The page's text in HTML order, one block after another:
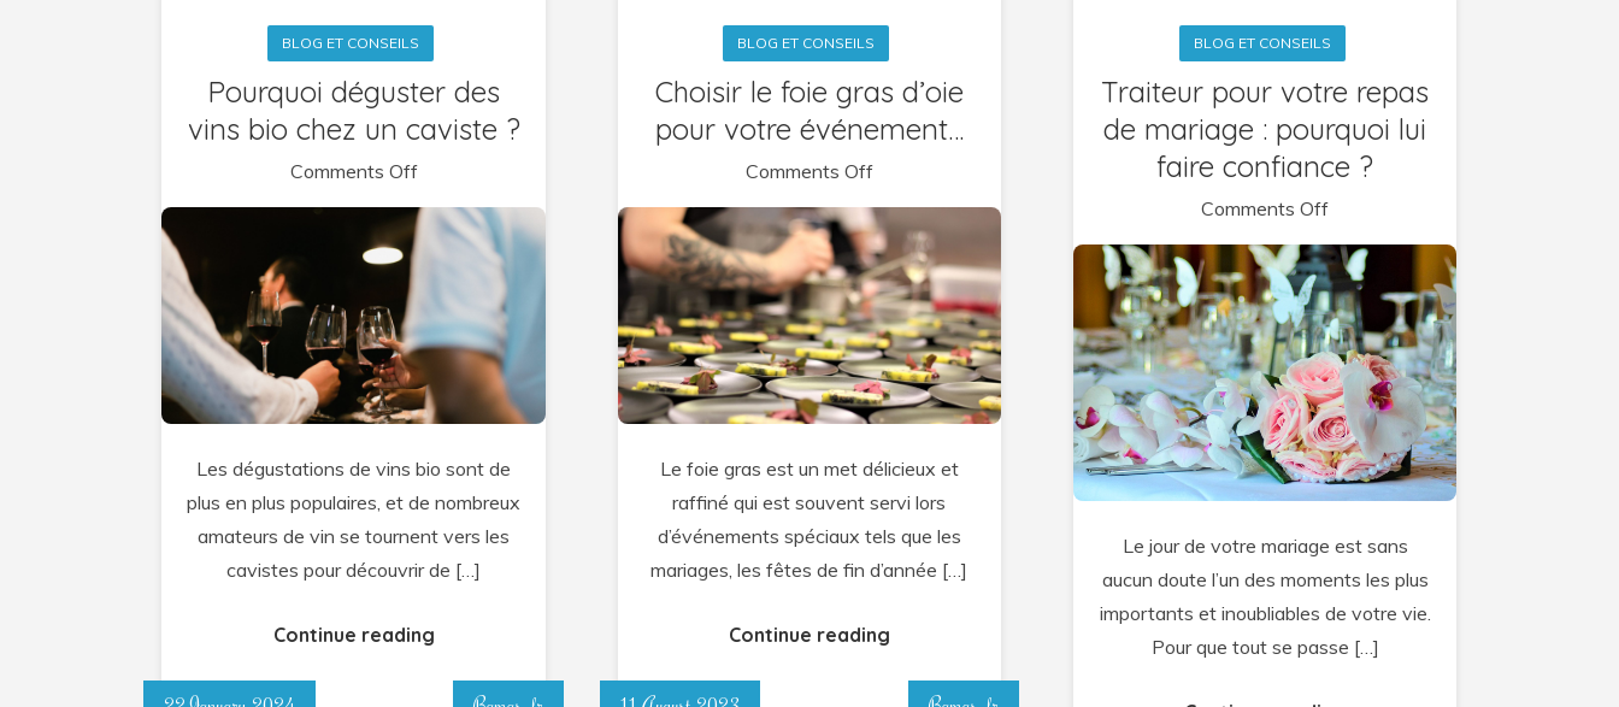
BLOG ET CONSEILS
Pourquoi déguster des
vins bio chez un caviste ?
Comments Offon
Pourquoi
déguster
bio
chez
un
?
Les dégustations de vins bio sont de
plus en plus populaires, et de nombreux
amateurs de vin se tournent vers les
cavistes pour découvrir de […]
Continue reading
BLOG ET CONSEILS
Choisir le foie gras d’oie
pour votre événement…
Comments Offon
Choisir
le
foie
gras
d’oie
pour
votre
Le foie gras est un met délicieux et
raffiné qui est souvent servi lors
d’événements spéciaux tels que les
mariages, les fêtes de fin d’année […]
Continue reading
BLOG ET CONSEILS
Traiteur pour votre repas
de mariage : pourquoi lui
faire confiance ?
Comments Offon
Traiteur
pour
votre
repas
de
mariage
:
pourquoi
faire
confiance
?
Le jour de votre mariage est sans
aucun doute l’un des moments les plus
importants et inoubliables de votre vie.
Pour que tout se passe […]